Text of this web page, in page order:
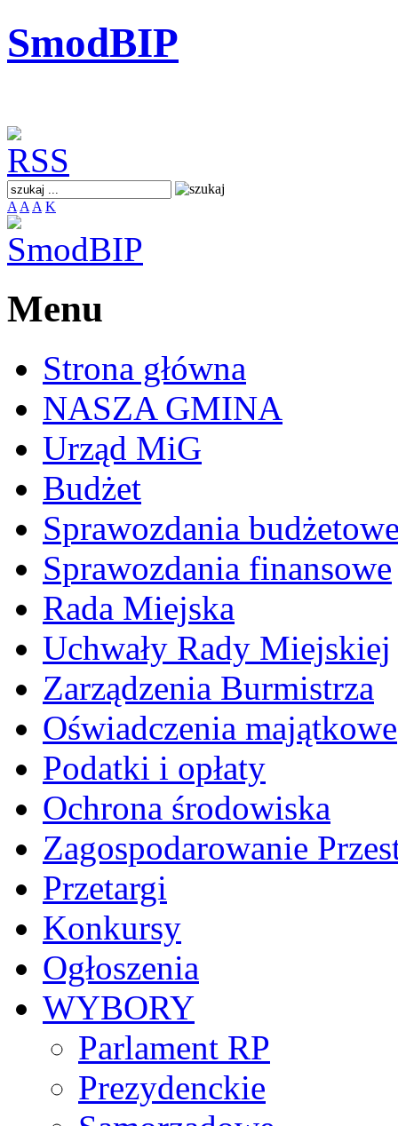
SmodBIP
A A A K
Menu
Strona główna
NASZA GMINA
Urząd MiG
Budżet
Sprawozdania
Sprawozdania finansowe
Rada Miejska
Uchwały Rady Miejskiej
Zarządzenia Burmistrza
Oświadczenia majątkowe
Podatki i opłaty
Ochrona środowiska
Zagospodarowanie
Przetargi
Konkursy
Ogłoszenia
WYBORY
Parlament RP
Prezydenckie